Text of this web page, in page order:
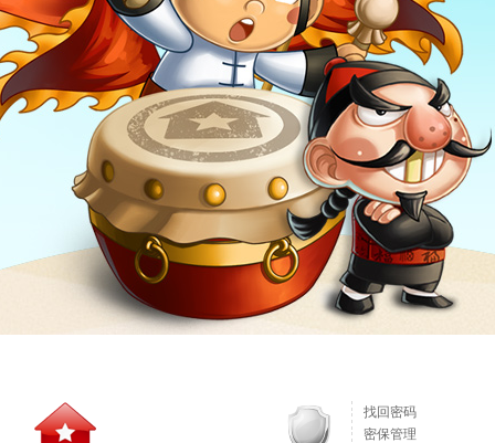
找回密码
密保管理